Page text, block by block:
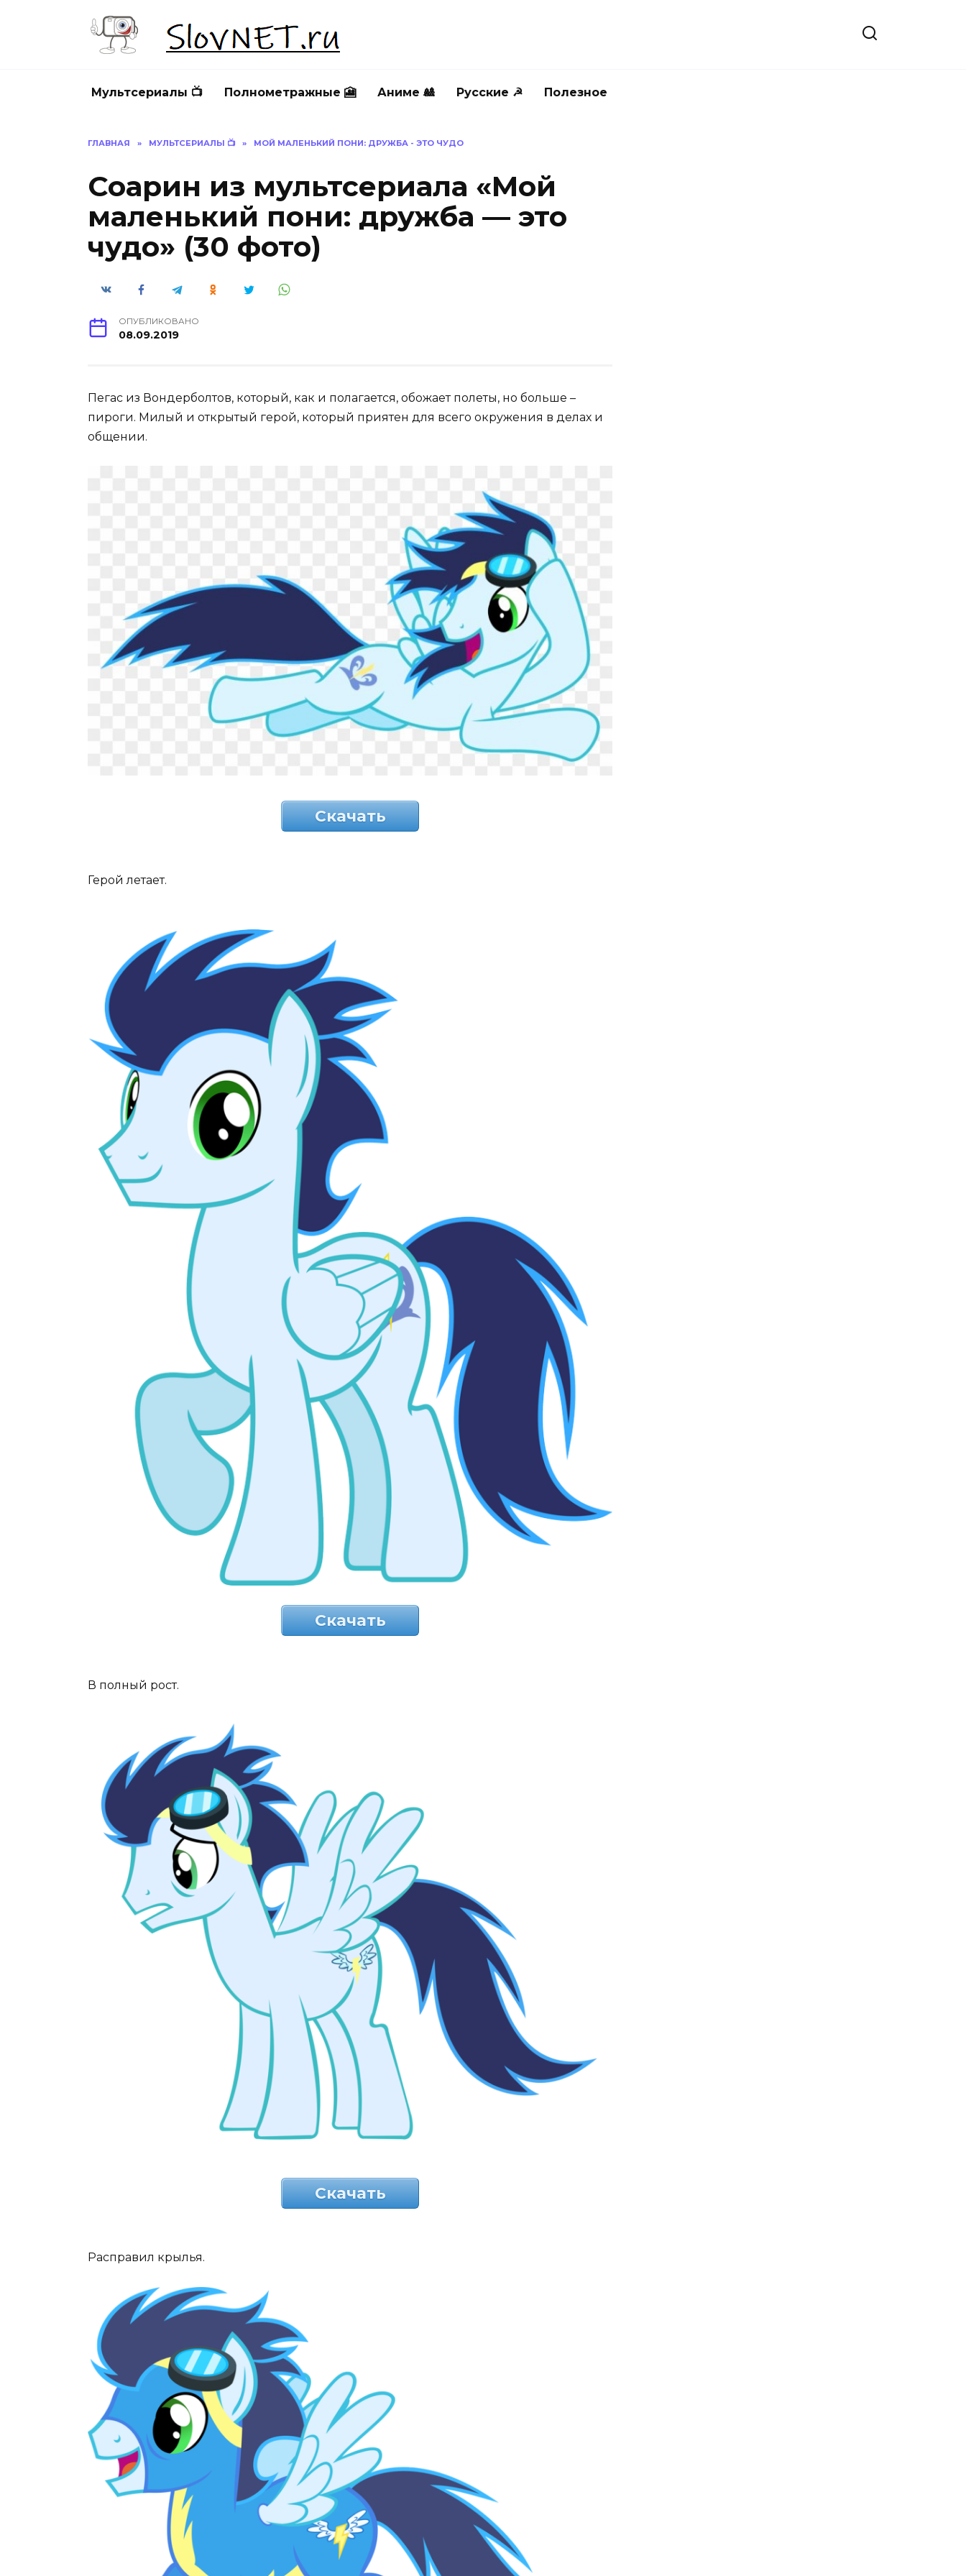
Мультсериалы 📺 Полнометражные 🎦 Аниме 🎎 Русские ☭ Полезное
ГЛАВНАЯ » МУЛЬТСЕРИАЛЫ 📺 » МОЙ МАЛЕНЬКИЙ ПОНИ: ДРУЖБА - ЭТО ЧУДО
Соарин из мультсериала «Мой
маленький пони: дружба — это
чудо» (30 фото)
ОПУБЛИКОВАНО
08.09.2019
Пегас из Вондерболтов, который, как и полагается, обожает полеты, но больше –
пироги. Милый и открытый герой, который приятен для всего окружения в делах и
общении.
Скачать
Герой летает.
Скачать
В полный рост.
Скачать
Расправил крылья.